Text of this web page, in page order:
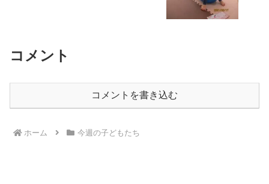
コメント
コメントを書き込む
ホーム 今週の子どもたち